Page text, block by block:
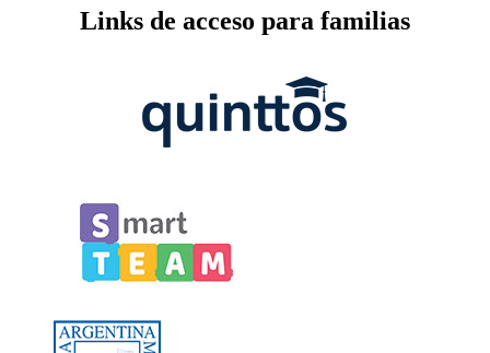
Links de acceso para familias